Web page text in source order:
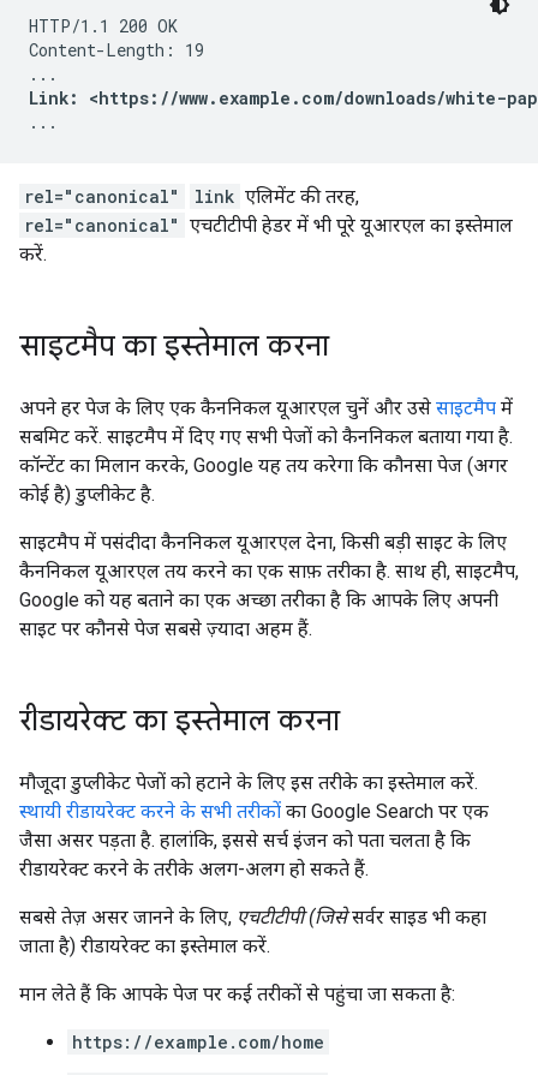
HTTP/1.1 200 OK
Content-Length: 19
Link: <https://www.example.com/downloads/white-
...
rel="canonical" link एलिमेंट की तरह,
rel="canonical" एचटीटीपी हेडर में भी पूरे यूआरएल का इस्तेमाल
करें.
साइटमैप का इस्तेमाल करना
अपने हर पेज के लिए एक कैननिकल यूआरएल चुनें और उसे साइटमैप में
सबमिट करें. साइटमैप में दिए गए सभी पेजों को कैननिकल बताया गया है.
कॉन्टेंट का मिलान करके, Google यह तय करेगा कि कौनसा पेज (अगर
कोई है) डुप्लीकेट है.
साइटमैप में पसंदीदा कैननिकल यूआरएल देना, किसी बड़ी साइट के लिए
कैननिकल यूआरएल तय करने का एक साफ़ तरीका है. साथ ही, साइटमैप,
Google को यह बताने का एक अच्छा तरीका है कि आपके लिए अपनी
साइट पर कौनसे पेज सबसे ज़्यादा अहम हैं.
रीडायरेक्ट का इस्तेमाल करना
मौजूदा डुप्लीकेट पेजों को हटाने के लिए इस तरीके का इस्तेमाल करें.
स्थायी रीडायरेक्ट करने के सभी तरीकों का Google Search पर एक
जैसा असर पड़ता है. हालांकि, इससे सर्च इंजन को पता चलता है कि
रीडायरेक्ट करने के तरीके अलग-अलग हो सकते हैं.
सबसे तेज़ असर जानने के लिए, एचटीटीपी (जिसेसर्वर साइड भी कहा
जाता है) रीडायरेक्ट का इस्तेमाल करें.
मान लेते हैं कि आपके पेज पर कई तरीकों से पहुंचा जा सकता है:
https://example.com/home